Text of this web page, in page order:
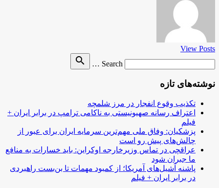
View Posts
Search …
search
نوشته‌های تازه
تکذیب وقوع انفجار در مرز شلمچه
اعتراف رسانه صهیونیستی به ناکامی ترامپ در برابر ایران +
فیلم
پزشکیان: وفاق ملی مهم‌ترین سرمایه ایران برای عبور از
چالش‌های پیش رو است
عراقچی در تماس وزیرخارجه اوکراین: باید خسارات به منافع
ما جبران شود
پاشنه آشیل‌های آمریکا؛ از کمبود مهمات تا بن‌بست راهبردی
در برابر ایران + فیلم